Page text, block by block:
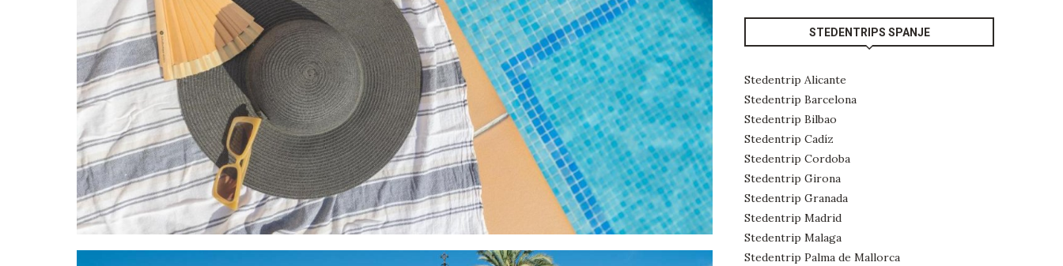
STEDENTRIPS SPANJE
Stedentrip Alicante
Stedentrip Barcelona
Stedentrip Bilbao
Stedentrip Cadíz
Stedentrip Cordoba
Stedentrip Girona
Stedentrip Granada
Stedentrip Madrid
Stedentrip Malaga
Stedentrip Palma de Mallorca